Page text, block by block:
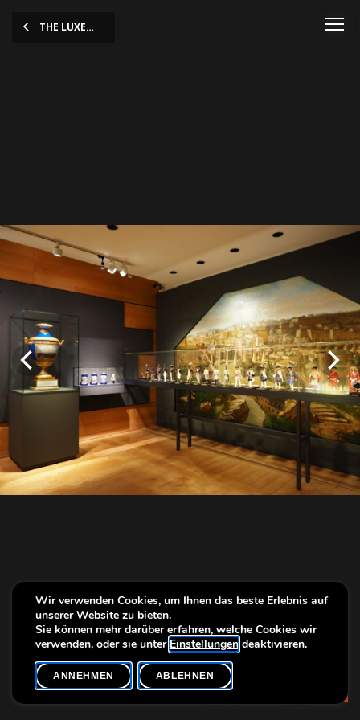
THE LUXEMBOURG STORY
OLYMPUS DIGITAL CAMERA
Wir verwenden Cookies, um Ihnen das beste Erlebnis auf
unserer Website zu bieten.
Sie können mehr darüber erfahren, welche Cookies wir
verwenden, oder sie unter Einstellungen deaktivieren.
ANNEHMEN ABLEHNEN